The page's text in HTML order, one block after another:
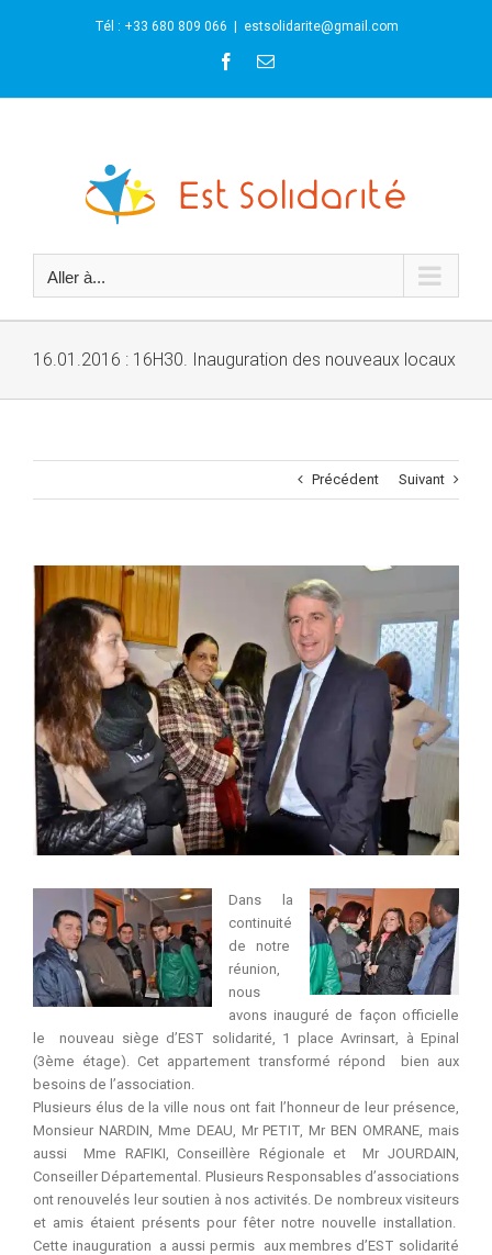
Tél : +33 680 809 066 estsolidarite@gmail.com
Facebook
Email
Aller à...
16.01.2016 : 16H30. Inauguration des nouveaux locaux
Précédent Suivant
Voir
l'image
agrandie
Dans la
continuité
de notre
réunion,
nous
avons inauguré de façon officielle
le nouveau siège d’EST solidarité, 1 place Avrinsart, à Epinal
(3ème étage). Cet appartement transformé répond bien aux
besoins de l’association.
Plusieurs élus de la ville nous ont fait l’honneur de leur présence,
Monsieur NARDIN, Mme DEAU, Mr PETIT, Mr BEN OMRANE, mais
aussi Mme RAFIKI, Conseillère Régionale et Mr JOURDAIN,
Conseiller Départemental. Plusieurs Responsables d’associations
ont renouvelés leur soutien à nos activités. De nombreux visiteurs
et amis étaient présents pour fêter notre nouvelle installation.
Cette inauguration a aussi permis aux membres d’EST solidarité